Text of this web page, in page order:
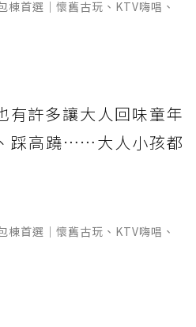
棟首選｜懷舊古玩、KTV嗨唱、
有許多讓大人回味童年
踩高蹺……大人小孩都
棟首選｜懷舊古玩、KTV嗨唱、